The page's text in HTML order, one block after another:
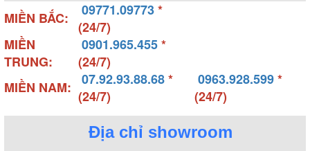
MIỀN BẮC: 09771.09773*
(24/7)
MIỀN
TRUNG:
0901.965.455*
(24/7)
MIỀN NAM:
07.92.93.88.68*
(24/7)
0963.928.599*
(24/7)
Địa chỉ showroom